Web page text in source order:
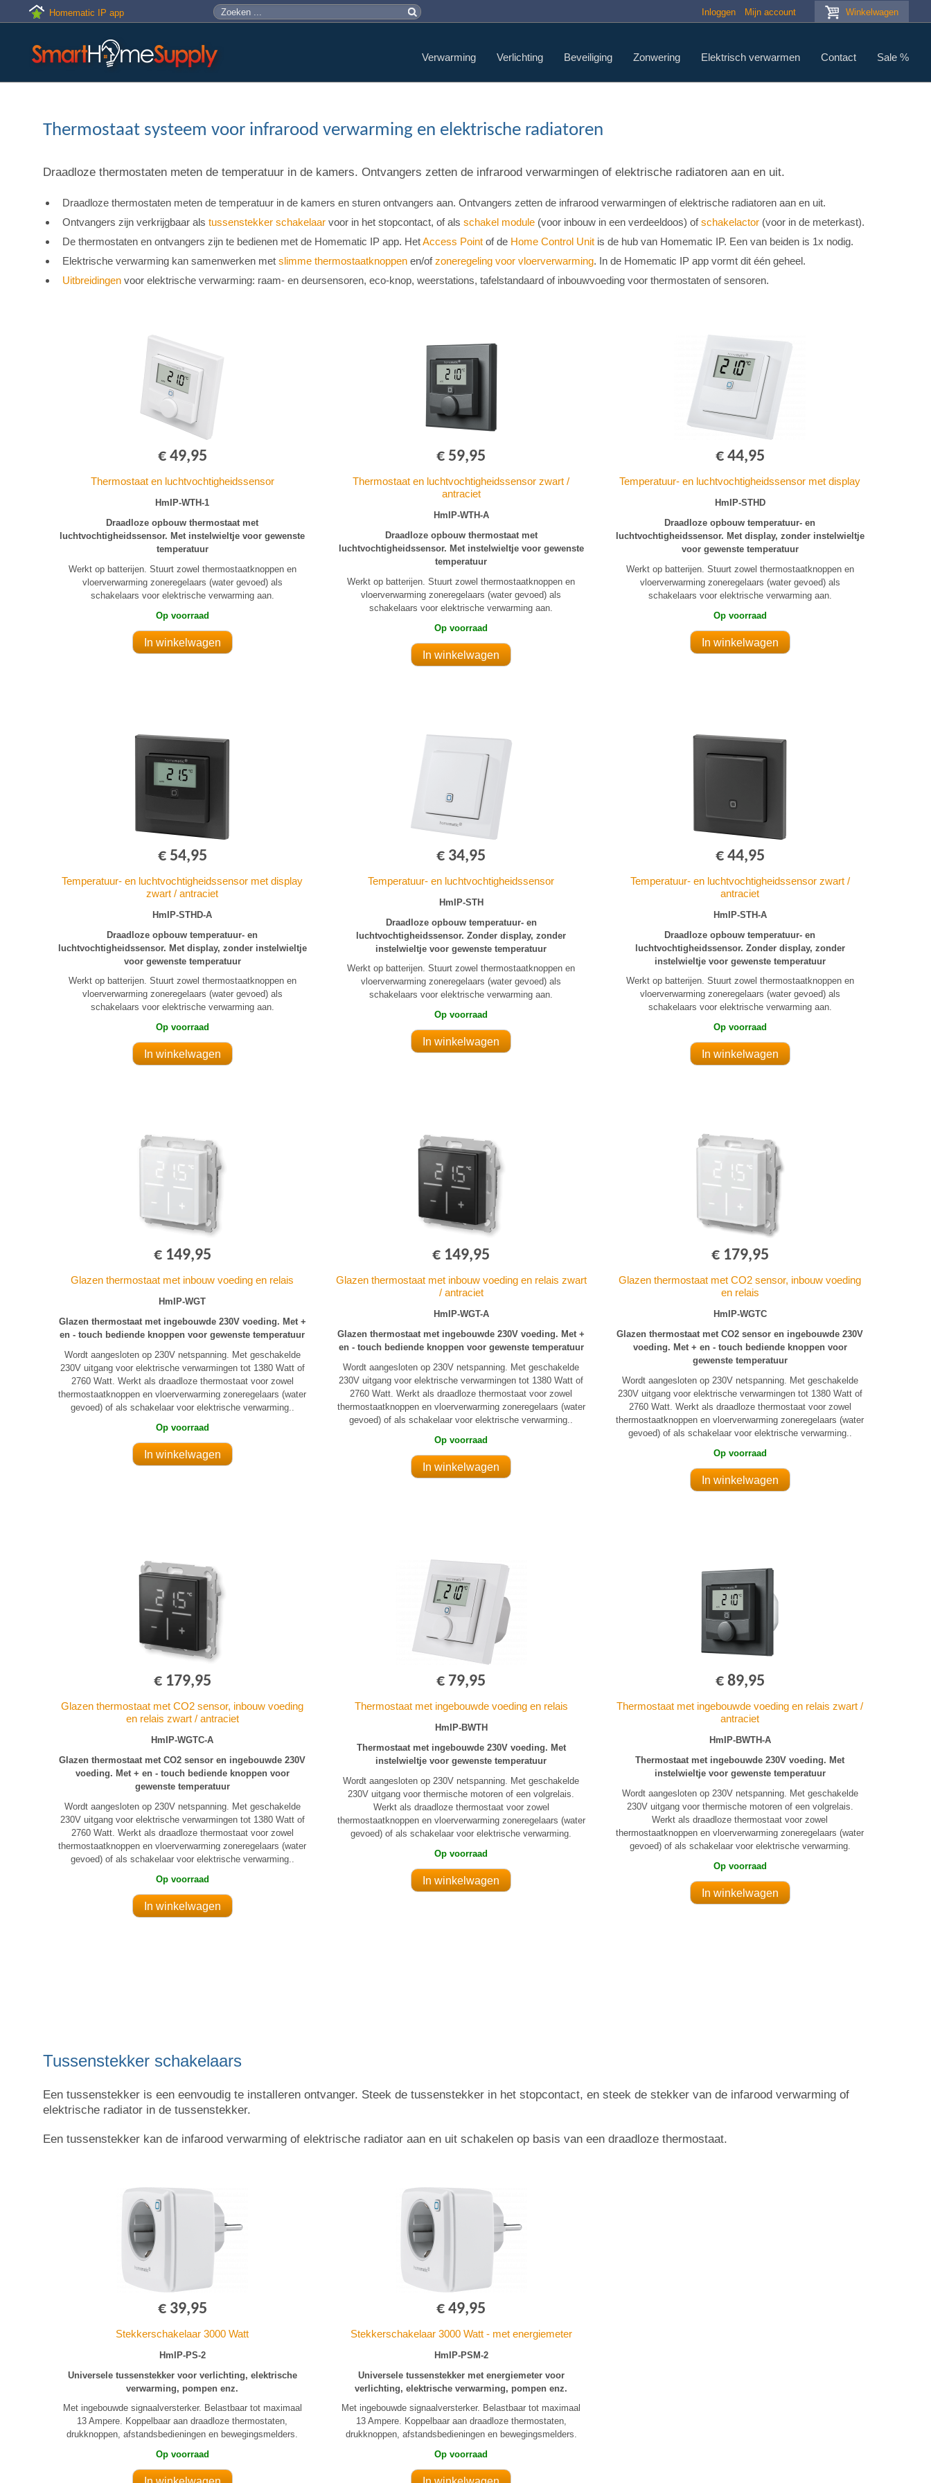
Skip to main content
Homematic IP app Zoekveld
Zoeken Winkelwagen
Inloggen Mijn account
Verwarming Verlichting Beveiliging Zonwering Elektrisch verwarmen Contact Sale %
Thermostaat systeem voor infrarood verwarming en elektrische radiatoren
Draadloze thermostaten meten de temperatuur in de kamers. Ontvangers zetten de infrarood verwarmingen of elektrische radiatoren aan en uit.
Draadloze thermostaten meten de temperatuur in de kamers en sturen ontvangers aan. Ontvangers zetten de infrarood verwarmingen of elektrische radiatoren aan en uit.
Ontvangers zijn verkrijgbaar als tussenstekker schakelaar voor in het stopcontact, of als schakel module (voor inbouw in een verdeeldoos) ofschakelactor (voor in de meterkast).
De thermostaten en ontvangers zijn te bedienen met de Homematic IP app. HetAccess Point of de Home Control Unit is de hub van Homematic IP. Een van beiden is 1x nodig.
Elektrische verwarming kan samenwerken met slimme thermostaatknoppen en/ofzoneregeling voor vloerverwarming. In de Homematic IP app vormt dit één geheel.
Uitbreidingen voor elektrische verwarming: raam- en deursensoren, eco-knop, weerstations, tafelstandaard of inbouwvoeding voor thermostaten of sensoren.
€ 49,95
Thermostaat en luchtvochtigheidssensor
HmIP-WTH-1
Draadloze opbouw thermostaat met
luchtvochtigheidssensor. Met instelwieltje voor gewenste
temperatuur
Werkt op batterijen. Stuurt zowel thermostaatknoppen en
vloerverwarming zoneregelaars (water gevoed) als
schakelaars voor elektrische verwarming aan.
Op voorraad
€ 59,95
Thermostaat en luchtvochtigheidssensor zwart /
antraciet
HmIP-WTH-A
Draadloze opbouw thermostaat met
luchtvochtigheidssensor. Met instelwieltje voor gewenste
temperatuur
Werkt op batterijen. Stuurt zowel thermostaatknoppen en
vloerverwarming zoneregelaars (water gevoed) als
schakelaars voor elektrische verwarming aan.
Op voorraad
€ 44,95
Temperatuur- en luchtvochtigheidssensor met display
HmIP-STHD
Draadloze opbouw temperatuur- en
luchtvochtigheidssensor. Met display, zonder instelwieltje
voor gewenste temperatuur
Werkt op batterijen. Stuurt zowel thermostaatknoppen en
vloerverwarming zoneregelaars (water gevoed) als
schakelaars voor elektrische verwarming aan.
Op voorraad
€ 54,95
Temperatuur- en luchtvochtigheidssensor met display
zwart / antraciet
HmIP-STHD-A
Draadloze opbouw temperatuur- en
luchtvochtigheidssensor. Met display, zonder instelwieltje
voor gewenste temperatuur
Werkt op batterijen. Stuurt zowel thermostaatknoppen en
vloerverwarming zoneregelaars (water gevoed) als
schakelaars voor elektrische verwarming aan.
Op voorraad
€ 34,95
Temperatuur- en luchtvochtigheidssensor
HmIP-STH
Draadloze opbouw temperatuur- en
luchtvochtigheidssensor. Zonder display, zonder
instelwieltje voor gewenste temperatuur
Werkt op batterijen. Stuurt zowel thermostaatknoppen en
vloerverwarming zoneregelaars (water gevoed) als
schakelaars voor elektrische verwarming aan.
Op voorraad
€ 44,95
Temperatuur- en luchtvochtigheidssensor zwart /
antraciet
HmIP-STH-A
Draadloze opbouw temperatuur- en
luchtvochtigheidssensor. Zonder display, zonder
instelwieltje voor gewenste temperatuur
Werkt op batterijen. Stuurt zowel thermostaatknoppen en
vloerverwarming zoneregelaars (water gevoed) als
schakelaars voor elektrische verwarming aan.
Op voorraad
€ 149,95
Glazen thermostaat met inbouw voeding en relais
HmIP-WGT
Glazen thermostaat met ingebouwde 230V voeding. Met +
en - touch bediende knoppen voor gewenste temperatuur
Wordt aangesloten op 230V netspanning. Met geschakelde
230V uitgang voor elektrische verwarmingen tot 1380 Watt of
2760 Watt. Werkt als draadloze thermostaat voor zowel
thermostaatknoppen en vloerverwarming zoneregelaars (water
gevoed) of als schakelaar voor elektrische verwarming..
Op voorraad
€ 149,95
Glazen thermostaat met inbouw voeding en relais zwart
/ antraciet
HmIP-WGT-A
Glazen thermostaat met ingebouwde 230V voeding. Met +
en - touch bediende knoppen voor gewenste temperatuur
Wordt aangesloten op 230V netspanning. Met geschakelde
230V uitgang voor elektrische verwarmingen tot 1380 Watt of
2760 Watt. Werkt als draadloze thermostaat voor zowel
thermostaatknoppen en vloerverwarming zoneregelaars (water
gevoed) of als schakelaar voor elektrische verwarming..
Op voorraad
€ 179,95
Glazen thermostaat met CO2 sensor, inbouw voeding
en relais
HmIP-WGTC
Glazen thermostaat met CO2 sensor en ingebouwde 230V
voeding. Met + en - touch bediende knoppen voor
gewenste temperatuur
Wordt aangesloten op 230V netspanning. Met geschakelde
230V uitgang voor elektrische verwarmingen tot 1380 Watt of
2760 Watt. Werkt als draadloze thermostaat voor zowel
thermostaatknoppen en vloerverwarming zoneregelaars (water
gevoed) of als schakelaar voor elektrische verwarming..
Op voorraad
€ 179,95
Glazen thermostaat met CO2 sensor, inbouw voeding
en relais zwart / antraciet
HmIP-WGTC-A
Glazen thermostaat met CO2 sensor en ingebouwde 230V
voeding. Met + en - touch bediende knoppen voor
gewenste temperatuur
Wordt aangesloten op 230V netspanning. Met geschakelde
230V uitgang voor elektrische verwarmingen tot 1380 Watt of
2760 Watt. Werkt als draadloze thermostaat voor zowel
thermostaatknoppen en vloerverwarming zoneregelaars (water
gevoed) of als schakelaar voor elektrische verwarming..
Op voorraad
€ 79,95
Thermostaat met ingebouwde voeding en relais
HmIP-BWTH
Thermostaat met ingebouwde 230V voeding. Met
instelwieltje voor gewenste temperatuur
Wordt aangesloten op 230V netspanning. Met geschakelde
230V uitgang voor thermische motoren of een volgrelais.
Werkt als draadloze thermostaat voor zowel
thermostaatknoppen en vloerverwarming zoneregelaars (water
gevoed) of als schakelaar voor elektrische verwarming.
Op voorraad
€ 89,95
Thermostaat met ingebouwde voeding en relais zwart /
antraciet
HmIP-BWTH-A
Thermostaat met ingebouwde 230V voeding. Met
instelwieltje voor gewenste temperatuur
Wordt aangesloten op 230V netspanning. Met geschakelde
230V uitgang voor thermische motoren of een volgrelais.
Werkt als draadloze thermostaat voor zowel
thermostaatknoppen en vloerverwarming zoneregelaars (water
gevoed) of als schakelaar voor elektrische verwarming.
Op voorraad
Tussenstekker schakelaars
Een tussenstekker is een eenvoudig te installeren ontvanger. Steek de tussenstekker in het stopcontact, en steek de stekker van de infarood verwarming of
elektrische radiator in de tussenstekker.
Een tussenstekker kan de infarood verwarming of elektrische radiator aan en uit schakelen op basis van een draadloze thermostaat.
€ 39,95
Stekkerschakelaar 3000 Watt
HmIP-PS-2
Universele tussenstekker voor verlichting, elektrische
verwarming, pompen enz.
Met ingebouwde signaalversterker. Belastbaar tot maximaal
13 Ampere. Koppelbaar aan draadloze thermostaten,
drukknoppen, afstandsbedieningen en bewegingsmelders.
Op voorraad
€ 49,95
Stekkerschakelaar 3000 Watt - met energiemeter
HmIP-PSM-2
Universele tussenstekker met energiemeter voor
verlichting, elektrische verwarming, pompen enz.
Met ingebouwde signaalversterker. Belastbaar tot maximaal
13 Ampere. Koppelbaar aan draadloze thermostaten,
drukknoppen, afstandsbedieningen en bewegingsmelders.
Op voorraad